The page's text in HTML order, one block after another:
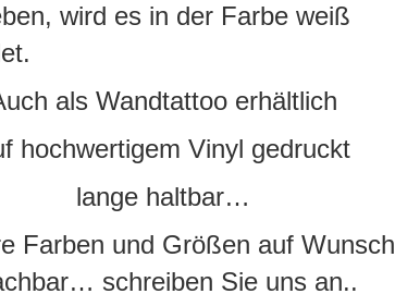
wird es in der Farbe weiß
als Wandtattoo erhältlich
hochwertigem Vinyl gedruckt
lange haltbar…
Farben und Größen auf Wunsch
schreiben Sie uns an..